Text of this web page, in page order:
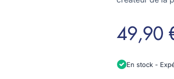
49,90
En stock -